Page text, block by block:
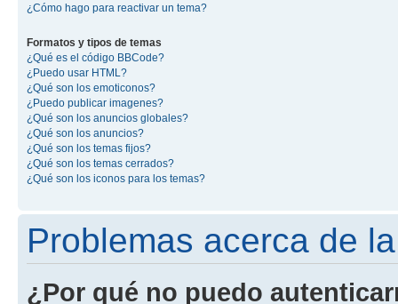
¿Cómo hago para reactivar un tema?
Formatos y tipos de temas
¿Qué es el código BBCode?
¿Puedo usar HTML?
¿Qué son los emoticonos?
¿Puedo publicar imagenes?
¿Qué son los anuncios globales?
¿Qué son los anuncios?
¿Qué son los temas fijos?
¿Qué son los temas cerrados?
¿Qué son los iconos para los temas?
Problemas acerca de
¿Por qué no puedo